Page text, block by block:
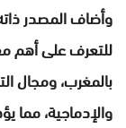
وأضاف المصدر
للتعرف على أهم
بالمغرب، ومجال
والإدماجية،